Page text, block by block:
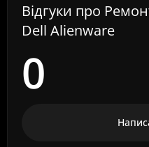
Відгуки про
Dell Alienware
0